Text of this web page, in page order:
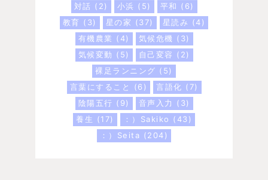
対話 (2) 小浜 (5) 平和 (6)
教育 (3) 星の家 (37) 星読み (4)
有機農業 (4) 気候危機 (3)
気候変動 (5) 自己変容 (2)
裸足ランニング (5)
言葉にすること
(6) 言語化 (7)
陰陽五行 (9) 音声入力
(3)
養生
(17) ：）Sakiko (43)
：）Seita (204)